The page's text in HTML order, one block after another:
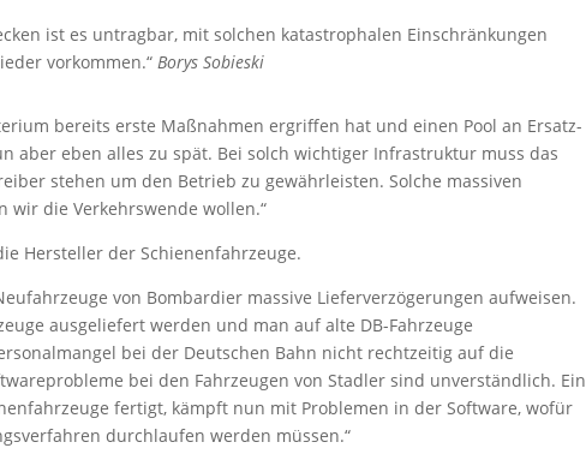
ist es untragbar, mit solchen katastrophalen Einschränkungen
vorkommen.“ Borys Sobieski
bereits erste Maßnahmen ergriffen hat und einen Pool an Ersatz-
aber eben alles zu spät. Bei solch wichtiger Infrastruktur muss das
stehen um den Betrieb zu gewährleisten. Solche massiven
die Verkehrswende wollen.“
Hersteller der Schienenfahrzeuge.
von Bombardier massive Lieferverzögerungen aufweisen.
ausgeliefert werden und man auf alte DB-Fahrzeuge
bei der Deutschen Bahn nicht rechtzeitig auf die
bei den Fahrzeugen von Stadler sind unverständlich. Ein
fertigt, kämpft nun mit Problemen in der Software, wofür
durchlaufen werden müssen.“